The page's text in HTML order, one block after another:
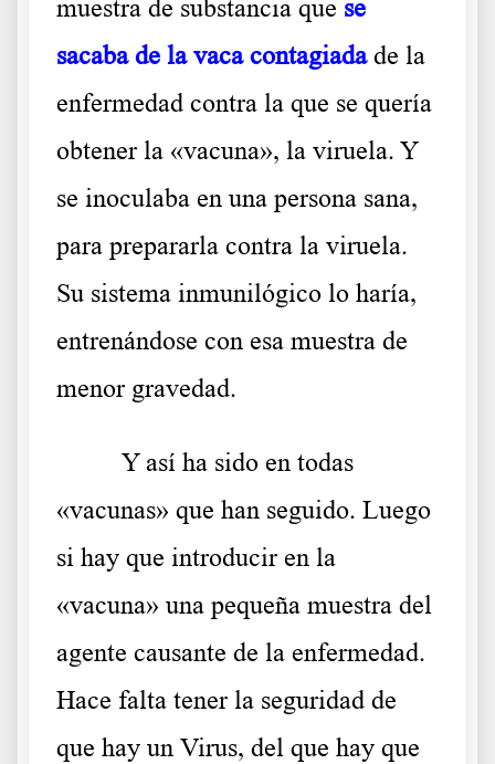
muestra de substancia que se
sacaba de la vaca contagiadade la
enfermedad contra la que se quería
obtener la «vacuna», la viruela. Y
se inoculaba en una persona sana,
para prepararla contra la viruela.
Su sistema inmunilógico lo haría,
entrenándose con esa muestra de
menor gravedad.
Y así ha sido en todas
«vacunas» que han seguido. Luego
si hay que introducir en la
«vacuna» una pequeña muestra del
agente causante de la enfermedad.
Hace falta tener la seguridad de
que hay un Virus, del que hay que